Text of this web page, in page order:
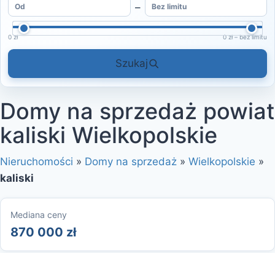
–
0 zł 0 zł – bez limitu
Szukaj
Domy na sprzedaż powiat
kaliski Wielkopolskie
Nieruchomości » Domy na sprzedaż » Wielkopolskie »
kaliski
Mediana ceny
870 000 zł